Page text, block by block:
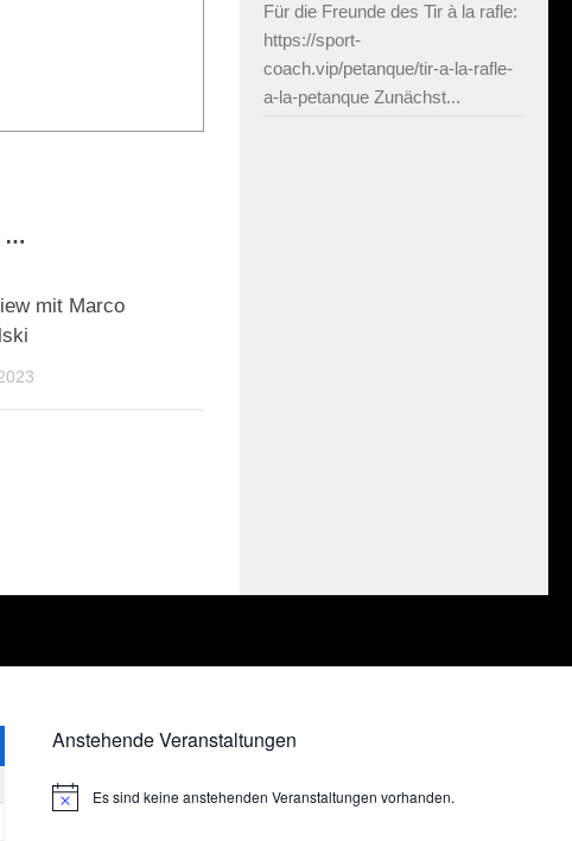
…
mit Marco
Für die Freunde des Tir à la rafle:
https://sport-
coach.vip/petanque/tir-a-la-rafle-
a-la-petanque Zunächst...
Anstehende Veranstaltungen
HinweisEs sind keine anstehenden Veranstaltungen vorhanden.